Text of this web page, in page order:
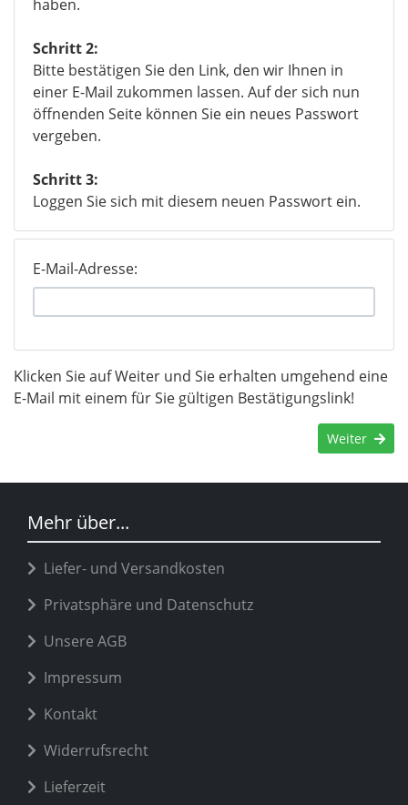
haben.
Schritt 2:
Bitte bestätigen Sie den Link, den wir Ihnen in
einer E-Mail zukommen lassen. Auf der sich nun
öffnenden Seite können Sie ein neues Passwort
vergeben.
Schritt 3:
Loggen Sie sich mit diesem neuen Passwort ein.
E-Mail-Adresse:
Klicken Sie auf Weiter und Sie erhalten umgehend eine
E-Mail mit einem für Sie gültigen Bestätigungslink!
Weiter
Mehr über...
Liefer- und Versandkosten
Privatsphäre und Datenschutz
Unsere AGB
Impressum
Kontakt
Widerrufsrecht
Lieferzeit